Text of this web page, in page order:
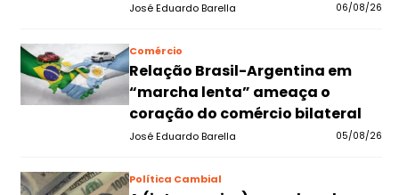
José Eduardo Barella 06/08/26
Comércio
Relação Brasil-Argentina em
“marcha lenta” ameaça o
coração do comércio bilateral
José Eduardo Barella 05/08/26
Política Cambial